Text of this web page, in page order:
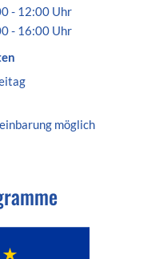
Von 13:00 bis 18:00 Uhr
- 12:00Uhr
Von 09:00 bis 12:00 Uhr
- 16:00Uhr
möglich